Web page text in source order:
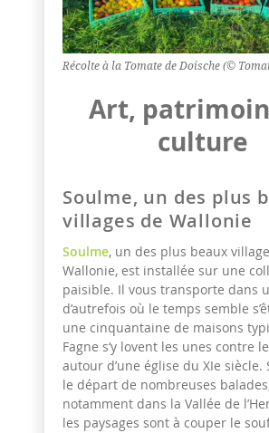
Récolte à la Tomate de Doische (©
Art,
culture
Soulme, un des plus
villages de Wallonie
Soulme, un des plus beaux
Wallonie, est installée sur une
paisible. Il vous transporte dans
d’autrefois où le temps semble
une cinquantaine de maisons
Fagne s‘y lovent les unes contre
autour d’une église du XIe siècle.
le départ de nombreuses
notamment dans la Vallée de
les paysages sont à couper le